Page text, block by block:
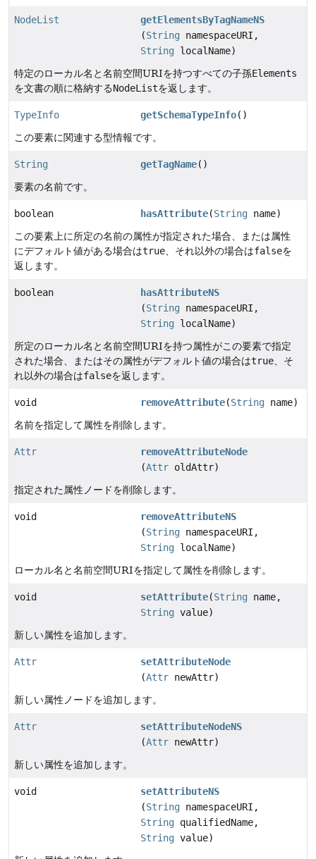
NodeList
getElementsByTagNameNS
(String namespaceURI,
String localName)
特定のローカル名と名前空間URIを持つすべての子孫Elements
を文書の順に格納するNodeListを返します。
TypeInfo getSchemaTypeInfo()
この要素に関連する型情報です。
String getTagName()
要素の名前です。
boolean hasAttribute(String name)
この要素上に所定の名前の属性が指定された場合、または属性
にデフォルト値がある場合はtrue、それ以外の場合はfalseを
返します。
boolean
hasAttributeNS
(String namespaceURI,
String localName)
所定のローカル名と名前空間URIを持つ属性がこの要素で指定
された場合、またはその属性がデフォルト値の場合はtrue、そ
れ以外の場合はfalseを返します。
void removeAttribute(String name)
名前を指定して属性を削除します。
Attr
removeAttributeNode
(Attr oldAttr)
指定された属性ノードを削除します。
void
removeAttributeNS
(String namespaceURI,
String localName)
ローカル名と名前空間URIを指定して属性を削除します。
void setAttribute(String name,
String value)
新しい属性を追加します。
Attr
setAttributeNode
(Attr newAttr)
新しい属性ノードを追加します。
Attr
setAttributeNodeNS
(Attr newAttr)
新しい属性を追加します。
void
setAttributeNS
(String namespaceURI,
String qualifiedName,
String value)